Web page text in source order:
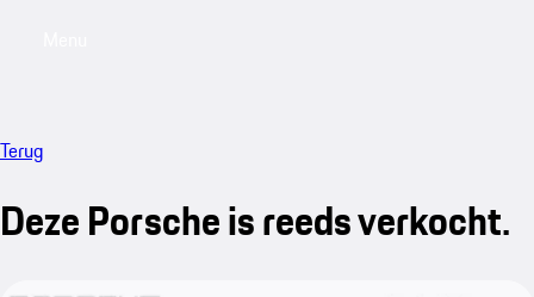
Terug
Deze Porsche is reeds verkocht.